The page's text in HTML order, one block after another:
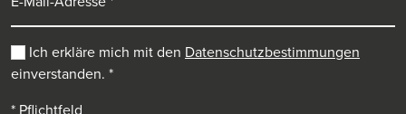
Ich erkläre mich mit den Datenschutzbestimmungen
einverstanden. *
* Pflichtfeld